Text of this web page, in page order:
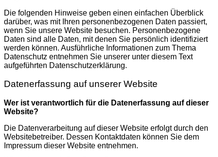
Die folgenden Hinweise geben einen einfachen Überblick
darüber, was mit Ihren personenbezogenen Daten passiert,
wenn Sie unsere Website besuchen. Personenbezogene
Daten sind alle Daten, mit denen Sie persönlich identifiziert
werden können. Ausführliche Informationen zum Thema
Datenschutz entnehmen Sie unserer unter diesem Text
aufgeführten Datenschutzerklärung.
Datenerfassung auf unserer Website
Wer ist verantwortlich für die Datenerfassung auf dieser
Website?
Die Datenverarbeitung auf dieser Website erfolgt durch den
Websitebetreiber. Dessen Kontaktdaten können Sie dem
Impressum dieser Website entnehmen.